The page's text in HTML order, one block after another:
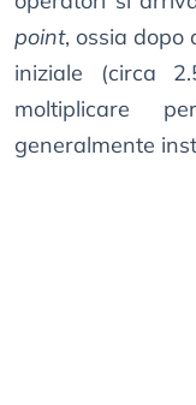
point, ossia dopo
iniziale (circa
moltiplicare
generalmente